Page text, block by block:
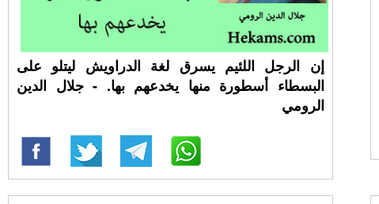
إن الرجل اللئيم يسرق لغة الدراويش ليتلو على
البسطاء أسطورة منها يخدعهم بها. - جلال الدين
الرومي